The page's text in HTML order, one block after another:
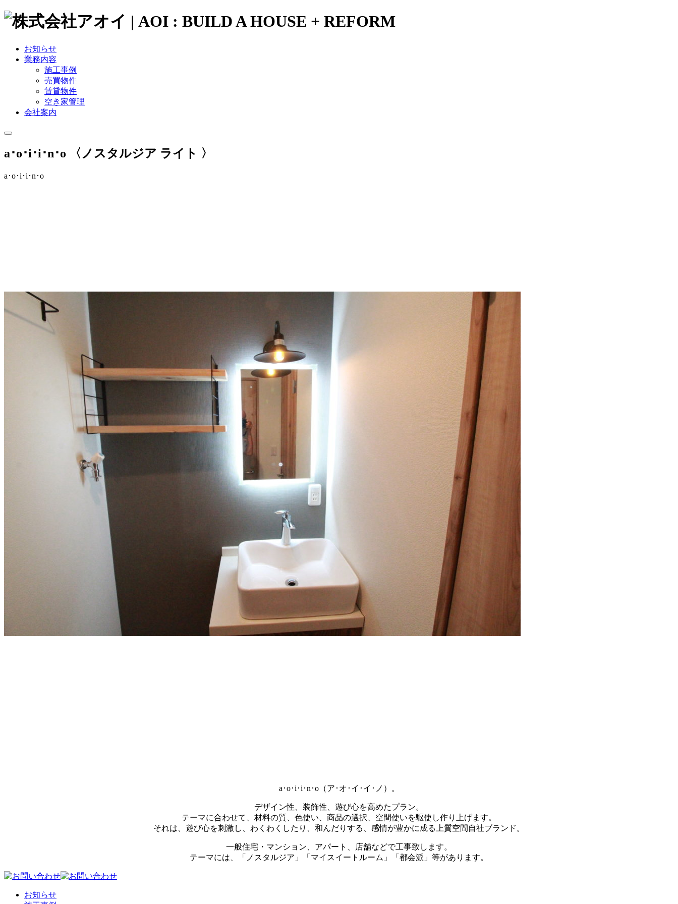
お知らせ
業務内容
施工事例
売買物件
賃貸物件
空き家管理
会社案内
a･o･i･i･n･o 〈ノスタルジア ライト 〉
a･o･i･i･n･o
a･o･i･i･n･o（ア･オ･イ･イ･ノ）。
デザイン性、装飾性、遊び心を高めたプラン。
テーマに合わせて、材料の質、色使い、商品の選択、空間使いを駆使し作り上げます。
それは、遊び心を刺激し、わくわくしたり、和んだりする、感情が豊かに成る上質空間自社ブランド。
一般住宅・マンション、アパート、店舗などで工事致します。
テーマには、「ノスタルジア」「マイスイートルーム」「都会派」等があります。
お知らせ